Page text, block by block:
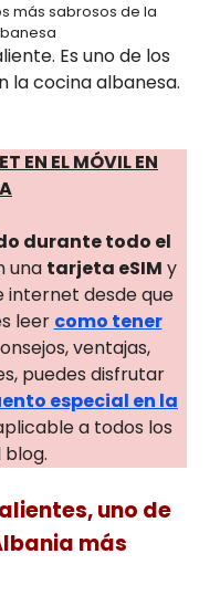
más sabrosos de la
Es uno de los
la cocina albanesa.
EN EL MÓVIL EN
durante todo el
una tarjeta eSIM y
internet desde que
leer como tener
ventajas,
puedes disfrutar
especial en la
a todos los
uno de
más